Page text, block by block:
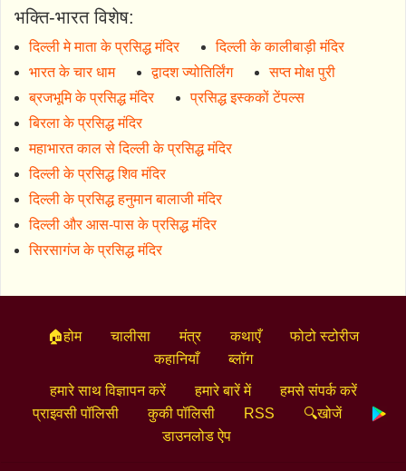
भक्ति-भारत विशेष:
दिल्ली मे माता के प्रसिद्ध मंदिर
दिल्ली के कालीबाड़ी मंदिर
भारत के चार धाम
द्वादश ज्योतिर्लिंग
सप्त मोक्ष पुरी
ब्रजभूमि के प्रसिद्ध मंदिर
प्रसिद्ध इस्ककों टेंपल्स
बिरला के प्रसिद्ध मंदिर
महाभारत काल से दिल्ली के प्रसिद्ध मंदिर
दिल्ली के प्रसिद्ध शिव मंदिर
दिल्ली के प्रसिद्ध हनुमान बालाजी मंदिर
दिल्ली और आस-पास के प्रसिद्ध मंदिर
सिरसागंज के प्रसिद्ध मंदिर
🏠होम चालीसा मंत्र कथाएँ
फोटो स्टोरीज
कहानियाँ
ब्लॉग
हमारे साथ विज्ञापन करें हमारे बारें में
हमसे संपर्क करें
प्राइवसी पॉलिसी
कुकी पॉलिसी RSS
🔍खोजें
डाउनलोड ऐप